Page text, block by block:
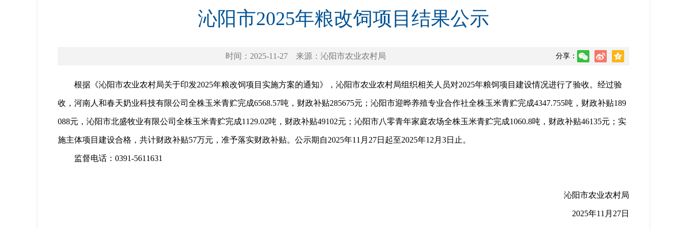
沁阳市2025年粮改饲项目结果公示
时间：2025-11-27 来源：沁阳市农业农村局 分享：
根据《沁阳市农业农村局关于印发2025年粮改饲项目实施方案的通知》，沁阳市农业农村局组织相关人员对2025年粮饲项目建设情况进行了验收。经过验
收，河南人和春天奶业科技有限公司全株玉米青贮完成6568.57吨，财政补贴285675元；沁阳市迎晔养殖专业合作社全株玉米青贮完成4347.755吨，财政补贴189
088元，沁阳市北盛牧业有限公司全株玉米青贮完成1129.02吨，财政补贴49102元；沁阳市八零青年家庭农场全株玉米青贮完成1060.8吨，财政补贴46135元；实
施主体项目建设合格，共计财政补贴57万元，准予落实财政补贴。公示期自2025年11月27日起至2025年12月3日止。
监督电话：0391-5611631
沁阳市农业农村局
2025年11月27日